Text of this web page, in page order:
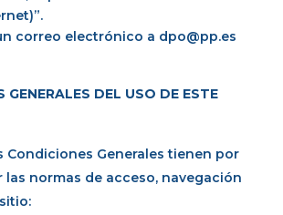
correo electrónico a dpo@pp.es
GENERALES DEL USO DE ESTE
Condiciones Generales tienen por
las normas de acceso, navegación